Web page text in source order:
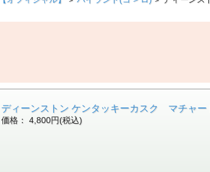
ディーンストン ケンタッキーカスク マチャー
価格： 4,800円(税込)